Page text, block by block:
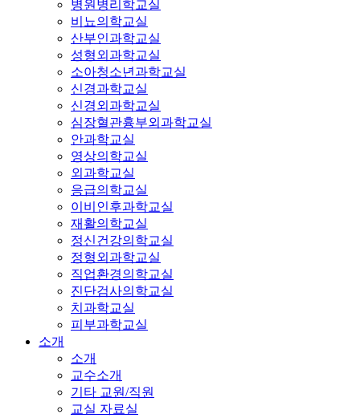
병원병리학교실
비뇨의학교실
산부인과학교실
성형외과학교실
소아청소년과학교실
신경과학교실
신경외과학교실
심장혈관흉부외과학교실
안과학교실
영상의학교실
외과학교실
응급의학교실
이비인후과학교실
재활의학교실
정신건강의학교실
정형외과학교실
직업환경의학교실
진단검사의학교실
치과학교실
피부과학교실
소개
소개
교수소개
기타 교원/직원
교실 자료실